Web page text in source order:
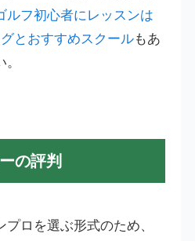
ルフ初心者にレッスンは
とおすすめスクールもあ
の評判
ロを選ぶ形式のため、